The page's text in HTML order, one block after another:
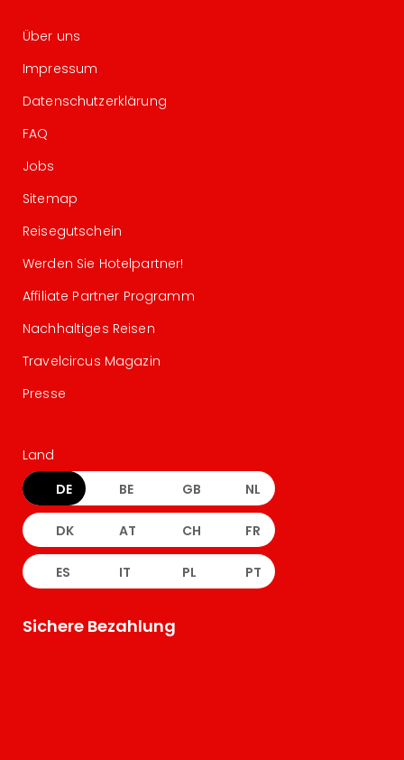
Über uns
Impressum
Datenschutzerklärung
FAQ
Jobs
Sitemap
Reisegutschein
Werden Sie Hotelpartner!
Affiliate Partner Programm
Nachhaltiges Reisen
Travelcircus Magazin
Presse
Land
DE BE GB NL
DK AT CH FR
ES IT PL PT
Sichere Bezahlung